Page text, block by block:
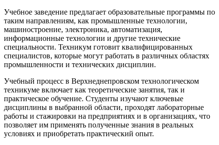
Учебное заведение предлагает образовательные программы по
таким направлениям, как промышленные технологии,
машиностроение, электроника, автоматизация,
информационные технологии и другие технические
специальности. Техникум готовит квалифицированных
специалистов, которые могут работать в различных областях
промышленности и технических дисциплин.
Учебный процесс в Верхнеднепровском технологическом
техникуме включает как теоретические занятия, так и
практическое обучение. Студенты изучают ключевые
дисциплины в выбранной области, проходят лабораторные
работы и стажировки на предприятиях и в организациях, что
позволяет им применять полученные знания в реальных
условиях и приобретать практический опыт.